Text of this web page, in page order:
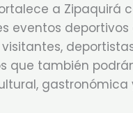
a Zipaquirá
eventos deportivos
que también
gastronómica